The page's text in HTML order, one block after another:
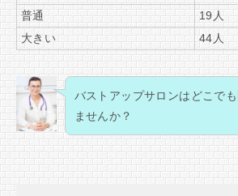
普通
19人
大きい
44人
バストアップサロンはどこで
ませんか？